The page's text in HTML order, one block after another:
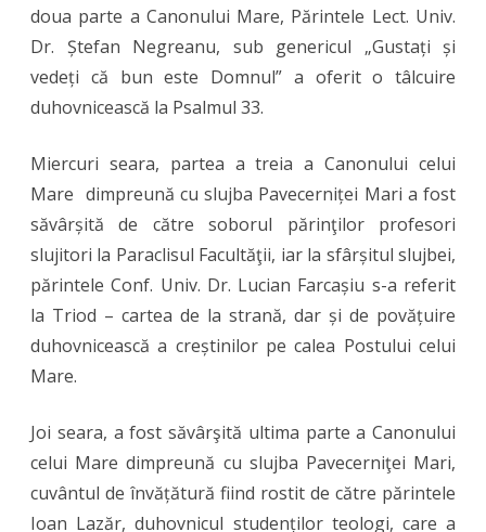
doua parte a Canonului Mare, Părintele Lect. Univ.
Dr. Ștefan Negreanu, sub genericul „Gustați și
vedeți că bun este Domnul” a oferit o tâlcuire
duhovnicească la Psalmul 33.
Miercuri seara, partea a treia a Canonului celui
Mare dimpreună cu slujba Pavecerniței Mari a fost
săvârșită de către soborul părinţilor profesori
slujitori la Paraclisul Facultăţii, iar la sfârșitul slujbei,
părintele Conf. Univ. Dr. Lucian Farcașiu s-a referit
la Triod – cartea de la strană, dar și de povățuire
duhovnicească a creștinilor pe calea Postului celui
Mare.
Joi seara, a fost săvârşită ultima parte a Canonului
celui Mare dimpreună cu slujba Pavecerniţei Mari,
cuvântul de învățătură fiind rostit de către părintele
Ioan Lazăr, duhovnicul studenților teologi, care a